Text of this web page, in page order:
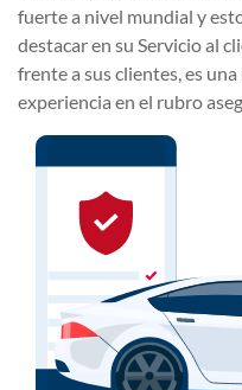
fuerte a nivel mundial y
destacar en su Servicio al
frente a sus clientes, es
experiencia en el rubro